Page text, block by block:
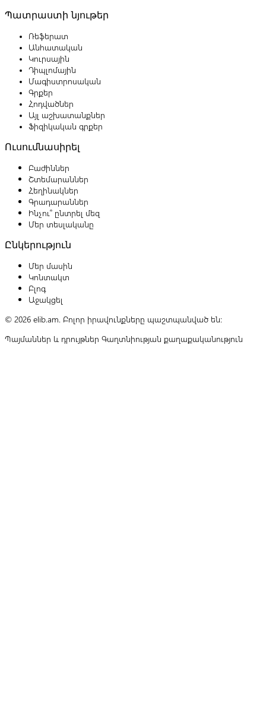
Պատրաստի նյութեր
Ռեֆերատ
Անհատական
Կուրսային
Դիպլոմային
Մագիստրոսական
Գրքեր
Հոդվածներ
Այլ աշխատանքներ
Ֆիզիկական գրքեր
Ուսումնասիրել
Բաժիններ
Շտեմարաններ
Հեղինակներ
Գրադարաններ
Ինչու՞ ընտրել մեզ
Մեր տեսլականը
Ընկերություն
Մեր մասին
Կոնտակտ
Բլոգ
Աջակցել
© 2026 elib.am. Բոլոր իրավունքները պաշտպանված են:
Պայմաններ և դրույթներ Գաղտնիության քաղաքականություն